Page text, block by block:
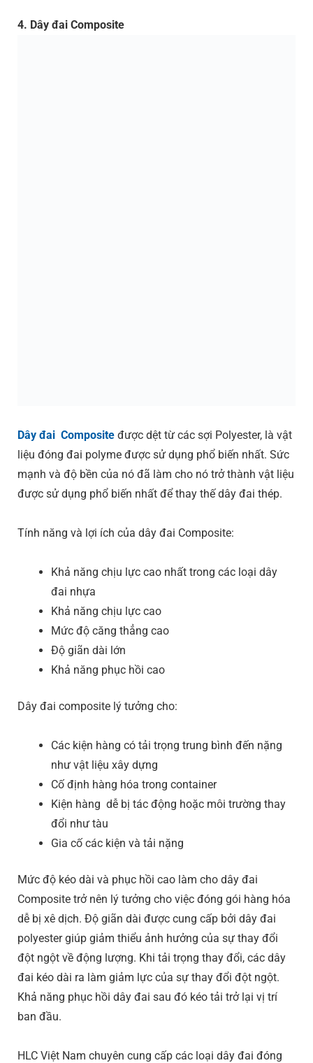
4. Dây đai Composite
Dây đai Composite được dệt từ các sợi Polyester, là vật
liệu đóng đai polyme được sử dụng phổ biến nhất. Sức
mạnh và độ bền của nó đã làm cho nó trở thành vật liệu
được sử dụng phổ biến nhất để thay thế dây đai thép.
Tính năng và lợi ích của dây đai Composite:
Khả năng chịu lực cao nhất trong các loại dây
đai nhựa
Khả năng chịu lực cao
Mức độ căng thẳng cao
Độ giãn dài lớn
Khả năng phục hồi cao
Dây đai composite lý tưởng cho:
Các kiện hàng có tải trọng trung bình đến nặng
như vật liệu xây dựng
Cố định hàng hóa trong container
Kiện hàng dễ bị tác động hoặc môi trường thay
đổi như tàu
Gia cố các kiện và tải nặng
Mức độ kéo dài và phục hồi cao làm cho dây đai
Composite trở nên lý tưởng cho việc đóng gói hàng hóa
dễ bị xê dịch. Độ giãn dài được cung cấp bởi dây đai
polyester giúp giảm thiểu ảnh hưởng của sự thay đổi
đột ngột về động lượng. Khi tải trọng thay đổi, các dây
đai kéo dài ra làm giảm lực của sự thay đổi đột ngột.
Khả năng phục hồi dây đai sau đó kéo tải trở lại vị trí
ban đầu.
HLC Việt Nam chuyên cung cấp các loại dây đai đóng